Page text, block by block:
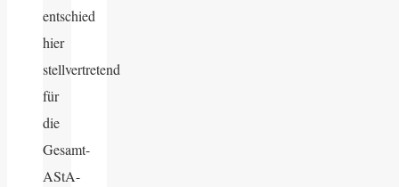
entschied
hier
stellvertretend
für
die
Gesamt-
AStA-